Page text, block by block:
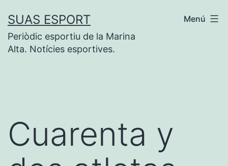
contenido
SUAS ESPORT
Periòdic esportiu de la Marina
Alta. Notícies esportives.
Menú
Cuarenta y